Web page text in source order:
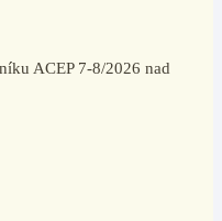
ACEP 7-8/2026 nad